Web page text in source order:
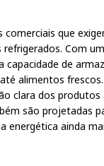
que
Com
de
alimentos
clara dos
são projetadas
energética ainda